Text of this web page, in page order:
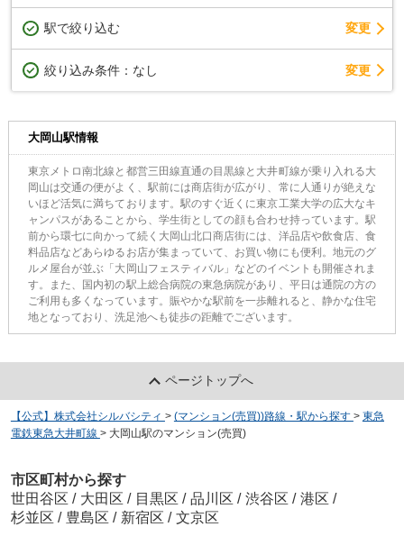
駅で絞り込む 変更
絞り込み条件： なし 変更
大岡山駅情報
東京メトロ南北線と都営三田線直通の目黒線と大井町線が乗り入れる大
岡山は交通の便がよく、駅前には商店街が広がり、常に人通りが絶えな
いほど活気に満ちております。駅のすぐ近くに東京工業大学の広大なキ
ャンパスがあることから、学生街としての顔も合わせ持っています。駅
前から環七に向かって続く大岡山北口商店街には、洋品店や飲食店、食
料品店などあらゆるお店が集まっていて、お買い物にも便利。地元のグ
ルメ屋台が並ぶ「大岡山フェスティバル」などのイベントも開催されま
す。また、国内初の駅上総合病院の東急病院があり、平日は通院の方の
ご利用も多くなっています。賑やかな駅前を一歩離れると、静かな住宅
地となっており、洗足池へも徒歩の距離でございます。
ページトップへ
【公式】株式会社シルバシティ > (マンション(売買))路線・駅から探す > 東急
電鉄東急大井町線 > 大岡山駅のマンション(売買)
市区町村から探す
世田谷区 / 大田区 / 目黒区 / 品川区 / 渋谷区 / 港区 /
杉並区 / 豊島区 / 新宿区 / 文京区